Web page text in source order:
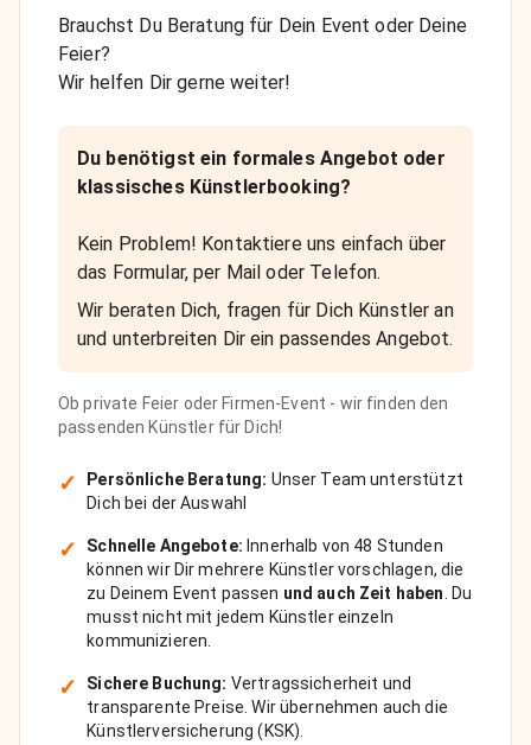
Brauchst Du Beratung für Dein Event oder Deine
Feier?
Wir helfen Dir gerne weiter!
Du benötigst ein formales Angebot oder
klassisches Künstlerbooking?
Kein Problem! Kontaktiere uns einfach über
das Formular, per Mail oder Telefon.
Wir beraten Dich, fragen für Dich Künstler an
und unterbreiten Dir ein passendes Angebot.
Ob private Feier oder Firmen-Event - wir finden den
passenden Künstler für Dich!
✓ Persönliche Beratung: Unser Team unterstützt
Dich bei der Auswahl
✓ Schnelle Angebote: Innerhalb von 48 Stunden
können wir Dir mehrere Künstler vorschlagen, die
zu Deinem Event passen und auch Zeit haben. Du
musst nicht mit jedem Künstler einzeln
kommunizieren.
✓ Sichere Buchung: Vertragssicherheit und
transparente Preise. Wir übernehmen auch die
Künstlerversicherung (KSK).